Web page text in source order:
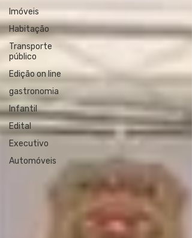
Imóveis
Habitação
Transporte
público
Edição on line
gastronomia
Infantil
Edital
Executivo
Automóveis